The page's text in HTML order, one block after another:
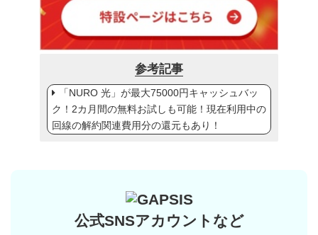
参考記事
「NURO 光」が最大75000円キャッシュバッ
ク！2カ月間の無料お試しも可能！現在利用中の
回線の解約関連費用分の還元もあり！
公式SNSアカウントなど